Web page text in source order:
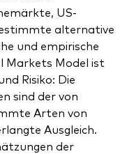
US-
alternative
und empirische
Markets Model ist
Risiko: Die
sind der von
Arten von
Ausgleich.
der